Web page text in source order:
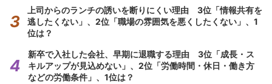
上司からのランチの誘いを断りにくい理由 3位「情報共有を
逃したくない」、2位「職場の雰囲気を悪くしたくない」、1
位は？
新卒で入社した会社、早期に退職する理由 3位「成長・ス
キルアップが見込めない」、2位「労働時間・休日・働き方
などの労働条件」、1位は？